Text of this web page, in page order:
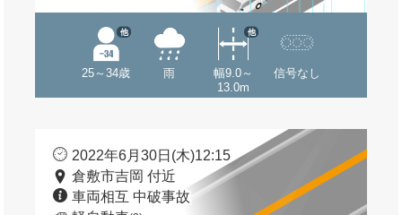
25～34歳
他
雨
幅9.0～
13.0m
他
信号なし
2022年6月30日(木)12:15
倉敷市吉岡 付近
車両相互 中破事故